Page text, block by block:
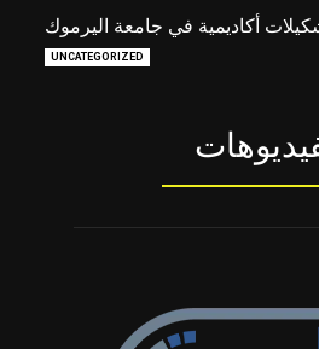
أكاديمية في جامعة اليرموك
UNCATEGORIZED